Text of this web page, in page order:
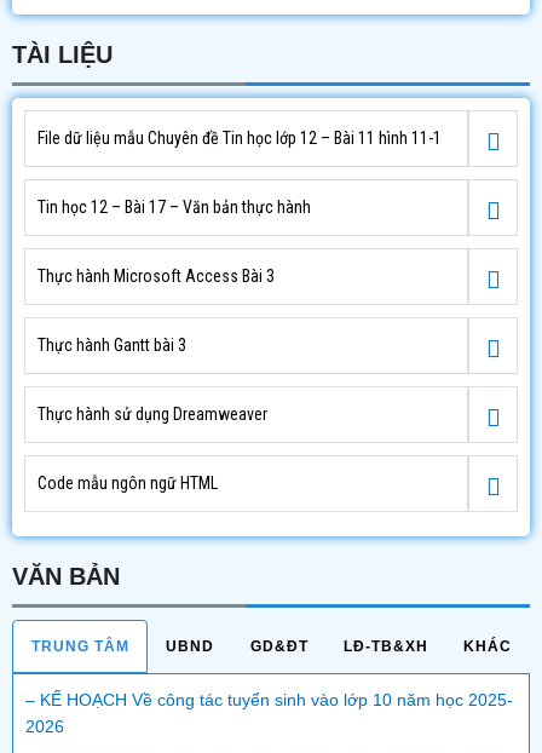
TÀI LIỆU
File dữ liệu mẫu Chuyên đề Tin học lớp 12 – Bài 11 hình 11-1
Tin học 12 – Bài 17 – Văn bản thực hành
Thực hành Microsoft Access Bài 3
Thực hành Gantt bài 3
Thực hành sử dụng Dreamweaver
Code mẫu ngôn ngữ HTML
VĂN BẢN
TRUNG TÂM UBND GD&ĐT LĐ-TB&XH KHÁC
– KẾ HOẠCH Về công tác tuyển sinh vào lớp 10 năm học 2025-
2026